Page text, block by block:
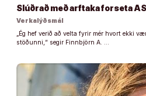
Slúðrað með arftaka forseta
Verkalýðsmál
„Ég hef verið að velta fyrir mér hvort ekki
stöðunni,“ segir Finnbjörn A. …